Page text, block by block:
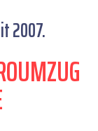
2007.